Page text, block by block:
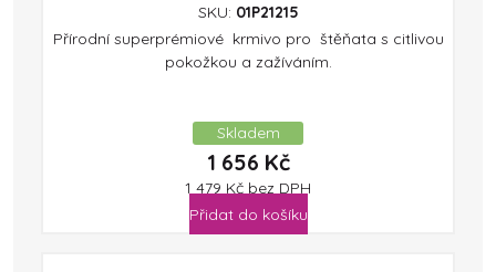
SKU: 01P21215
Přírodní superprémiové krmivo pro štěňata s citlivou
pokožkou a zažíváním.
Skladem
1 656 Kč
1 479 Kč bez DPH
Přidat do košíku